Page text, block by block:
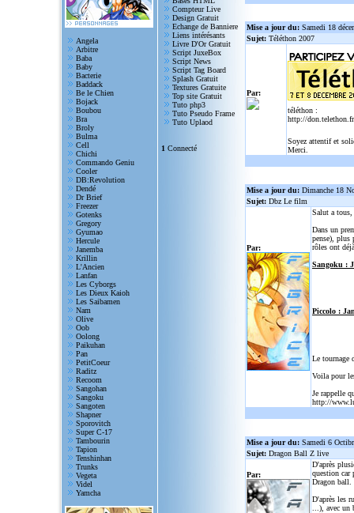
Angela
Arbitre
Baba
Baby
Bacterie
Baddack
Be le Chien
Bojack
Boubou
Bra
Broly
Bulma
Cell
Chichi
Commando Geniu
Cooler
DB:Revolution
Dendé
Dr Brief
Freezer
Gotenks
Gregory
Gyumao
Hercule
Janemba
Krillin
L'Ancien
Lanfan
Les Cyborgs
Les Dieux Kaioh
Les Saibamen
Nam
Olive
Oob
Oolong
Paikuhan
Pan
PetitCoeur
Raditz
Recoom
Sangohan
Sangoku
Sangoten
Shapner
Sporovitch
Super C-17
Tambourin
Tapion
Tenshinhan
Trunks
Vegeta
Videl
Yamcha
Compteur Live
Design Gratuit
Echange de Banniere
Liens intérésants
Livre D'Or Gratuit
Script JuxeBox
Script News
Script Tag Board
Splash Gratuit
Textures Gratuite
Top site Gratuit
Tuto php3
Tuto Pseudo Frame
Tuto Uplaod
1 Connecté
Mise a jour du: Samedi 18
Sujet: Téléthon 2007
Par:
téléthon :
http://
Soyez attentif et
Merci.
Mise a jour du: Dimanche 18
Sujet: Dbz Le film
Par:
Salut a
Dans un
pense), plus
rôles ont
Sangoku :
Piccolo :
Le tournage
Voila pour
Je rappelle
http://
Mise a jour du: Samedi 6
Sujet: Dragon Ball Z live
Par:
D'après
question car
Dragon ball.
D'après les
...), avec